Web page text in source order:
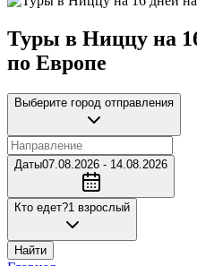
Туры в Ниццу на
по Европе
Выберите город отправления
Даты07.08.2026 - 14.08.2026
Кто едет?1 взрослый
Найти